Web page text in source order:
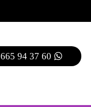
665 94 37 60